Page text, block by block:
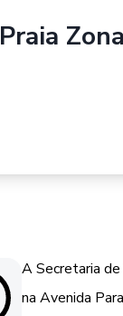
Praia
A Secretaria
na Avenida